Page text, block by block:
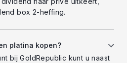
box 2-heffing.
platina kopen?
bij GoldRepublic kunt u naast